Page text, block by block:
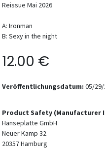
Reissue Mai 2026
A: Ironman
B: Sexy in the night
12.00 €
Veröffentlichungsdatum: 05/29/
Product Safety (Manufacturer
Hanseplatte GmbH
Neuer Kamp 32
20357Hamburg